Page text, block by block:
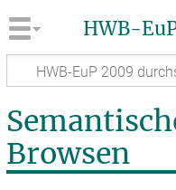
HWB-
Browsen